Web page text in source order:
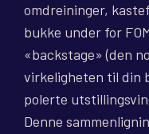
omdreininger,
bukke under for
«backstage» (den
virkeligheten til din
polerte
Denne